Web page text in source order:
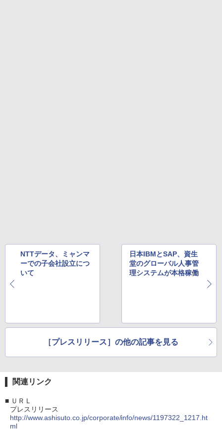
NTTデータ、ミャンマ
ーでの子会社設立につ
いて
日本IBMとSAP、資生
堂のグローバル人事管
理システムが本格稼働
［プレスリリース］の他の記事を見る
関連リンク
■ ＵＲＬ
プレスリリース
http://www.ashisuto.co.jp/corporate/info/news/1197322_1217.ht
ml